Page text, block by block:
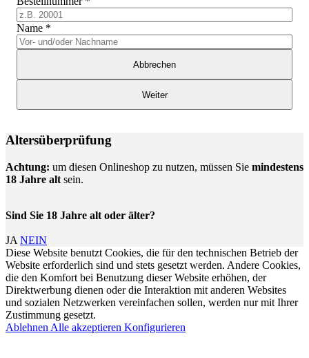
Name *
Abbrechen
Weiter
Altersüberprüfung
Achtung: um diesen Onlineshop zu nutzen, müssen Sie mindestens
18 Jahre alt sein.
Sind Sie 18 Jahre alt oder älter?
JA NEIN
Diese Website benutzt Cookies, die für den technischen Betrieb der
Website erforderlich sind und stets gesetzt werden. Andere Cookies,
die den Komfort bei Benutzung dieser Website erhöhen, der
Direktwerbung dienen oder die Interaktion mit anderen Websites
und sozialen Netzwerken vereinfachen sollen, werden nur mit Ihrer
Zustimmung gesetzt.
Ablehnen Alle akzeptieren Konfigurieren